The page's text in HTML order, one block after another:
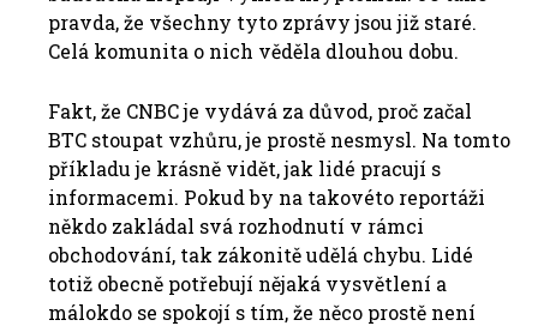
pravda, že všechny tyto zprávy jsou již staré.
Celá komunita o nich věděla dlouhou dobu.
Fakt, že CNBC je vydává za důvod, proč začal
BTC stoupat vzhůru, je prostě nesmysl. Na tomto
příkladu je krásně vidět, jak lidé pracují s
informacemi. Pokud by na takovéto reportáži
někdo zakládal svá rozhodnutí v rámci
obchodování, tak zákonitě udělá chybu. Lidé
totiž obecně potřebují nějaká vysvětlení a
málokdo se spokojí s tím, že něco prostě není